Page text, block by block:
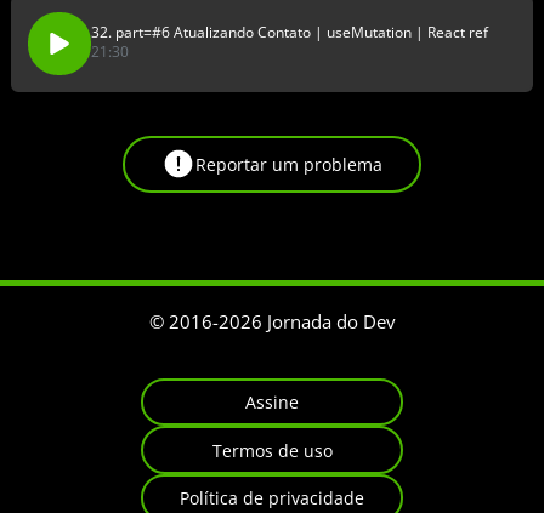
32. part=#6 Atualizando Contato | useMutation | React ref
21:30
Reportar um problema
© 2016-2026 Jornada do Dev
Assine
Termos de uso
Política de privacidade